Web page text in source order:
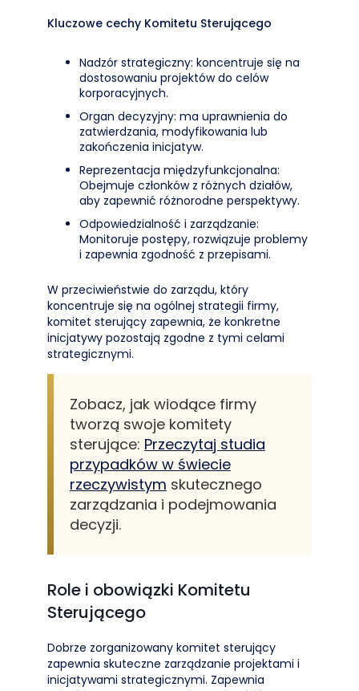
Kluczowe cechy Komitetu Sterującego
Nadzór strategiczny: koncentruje się na
dostosowaniu projektów do celów
korporacyjnych.
Organ decyzyjny: ma uprawnienia do
zatwierdzania, modyfikowania lub
zakończenia inicjatyw.
Reprezentacja międzyfunkcjonalna:
Obejmuje członków z różnych działów,
aby zapewnić różnorodne perspektywy.
Odpowiedzialność i zarządzanie:
Monitoruje postępy, rozwiązuje problemy
i zapewnia zgodność z przepisami.
W przeciwieństwie do zarządu, który
koncentruje się na ogólnej strategii firmy,
komitet sterujący zapewnia, że konkretne
inicjatywy pozostają zgodne z tymi celami
strategicznymi.
Zobacz, jak wiodące firmy
tworzą swoje komitety
sterujące: Przeczytaj studia
przypadków w świecie
rzeczywistym skutecznego
zarządzania i podejmowania
decyzji.
Role i obowiązki Komitetu
Sterującego
Dobrze zorganizowany komitet sterujący
zapewnia skuteczne zarządzanie projektami i
inicjatywami strategicznymi. Zapewnia